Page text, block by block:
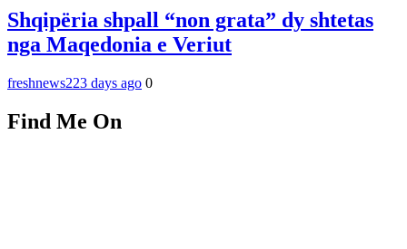
Shqipëria shpall “non grata” dy shtetas
nga Maqedonia e Veriut
freshnews223 days ago 0
Find Me On